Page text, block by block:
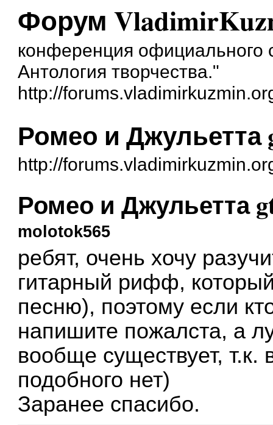
Форум
конференция официального
Антология творчества."
http://
Ромео и Джульетта
http://
Ромео и Джульетта
molotok565
ребят, очень хочу
гитарный рифф,
песню), поэтому если
напишите пожалста, а
вообще существует, т.к.
подобного нет)
Заранее спасибо.